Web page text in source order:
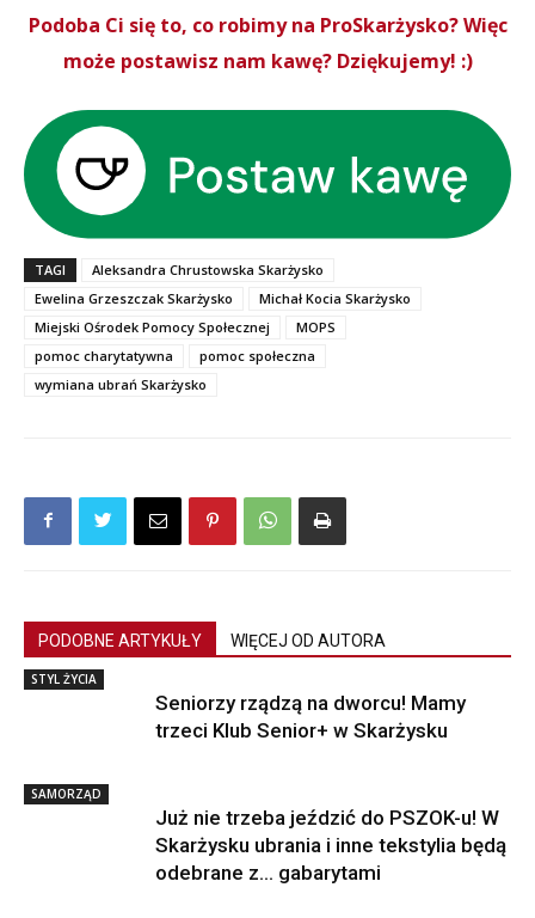
Podoba Ci się to, co robimy na ProSkarżysko? Więc
może postawisz nam kawę? Dziękujemy! :)
TAGI
Aleksandra Chrustowska Skarżysko
Ewelina Grzeszczak Skarżysko
Michał Kocia Skarżysko
Miejski Ośrodek Pomocy Społecznej
MOPS
pomoc charytatywna
pomoc społeczna
wymiana ubrań Skarżysko
PODOBNE ARTYKUŁY WIĘCEJ OD AUTORA
STYL ŻYCIA
Seniorzy rządzą na dworcu! Mamy
trzeci Klub Senior+ w Skarżysku
SAMORZĄD
Już nie trzeba jeździć do PSZOK-u! W
Skarżysku ubrania i inne tekstylia będą
odebrane z… gabarytami